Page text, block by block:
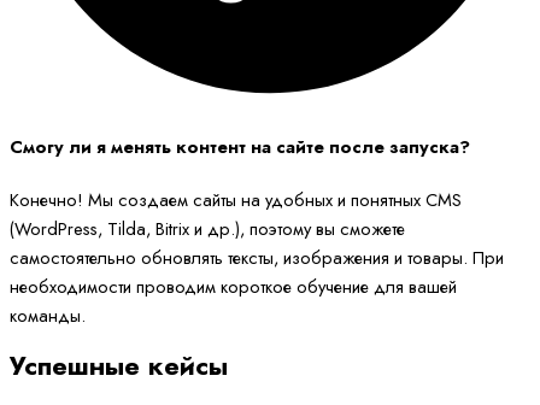
Смогу ли я менять контент на сайте после запуска?
Конечно! Мы создаем сайты на удобных и понятных CMS
(WordPress, Tilda, Bitrix и др.), поэтому вы сможете
самостоятельно обновлять тексты, изображения и товары. При
необходимости проводим короткое обучение для вашей
команды.
Успешные кейсы